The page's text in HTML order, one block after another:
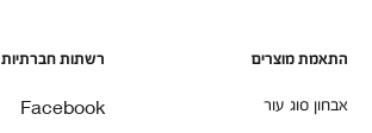
התאמת מוצרים
אבחון סוג עור
רשתות חברתיות
Facebook